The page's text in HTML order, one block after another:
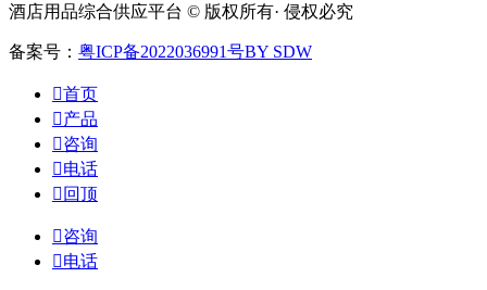
酒店用品综合供应平台 © 版权所有· 侵权必究
备案号： 粤ICP备2022036991号BY SDW
首页
产品
咨询
电话
 回顶
咨询
电话